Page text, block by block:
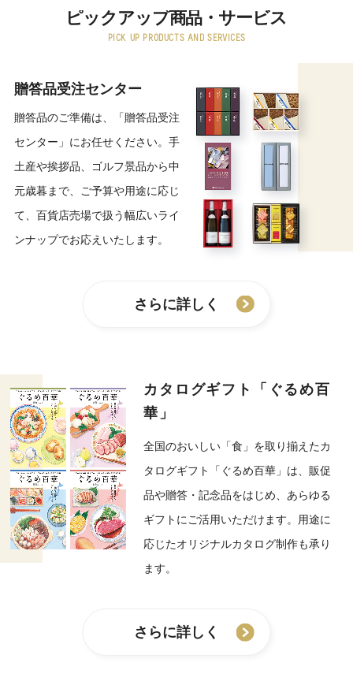
ピックアップ商品・サービス
PICK UP PRODUCTS AND SERVICES
贈答品受注センター
贈答品のご準備は、「贈答品受注
センター」にお任せください。手
土産や挨拶品、ゴルフ景品から中
元歳暮まで、ご予算や用途に応じ
て、百貨店売場で扱う幅広いライ
ンナップでお応えいたします。
さらに詳しく
カタログギフト「ぐるめ百
華」
全国のおいしい「食」を取り揃えたカ
タログギフト「ぐるめ百華」は、販促
品や贈答・記念品をはじめ、あらゆる
ギフトにご活用いただけます。用途に
応じたオリジナルカタログ制作も承り
ます。
さらに詳しく